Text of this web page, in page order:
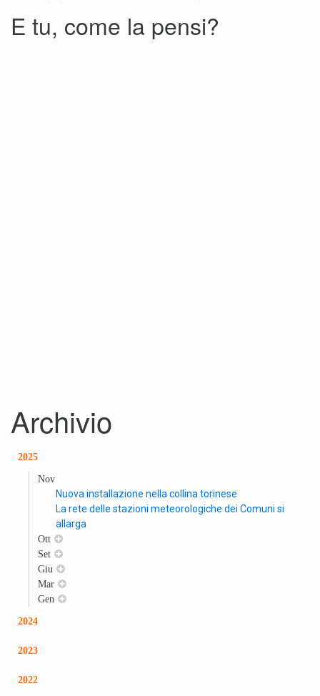
E tu, come la pensi?
Archivio
2025
Nov
Nuova installazione nella collina torinese
La rete delle stazioni meteorologiche dei Comuni si
allarga
Ott
Set
Giu
Mar
Gen
2024
2023
2022